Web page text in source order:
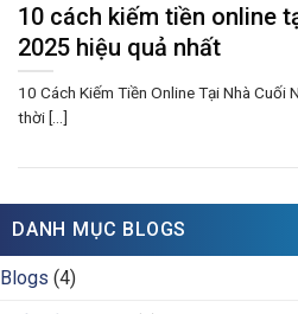
10 cách kiếm tiền online
2025 hiệu quả nhất
10 Cách Kiếm Tiền Online Tại Nhà Cuối
thời [...]
DANH MỤC BLOGS
Blogs (4)